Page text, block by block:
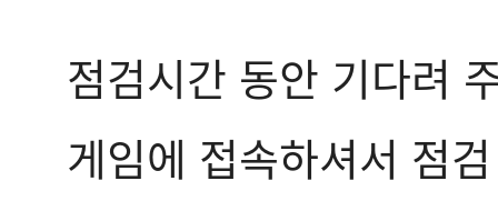
점검시간 동안 기다려
게임에 접속하셔서 점